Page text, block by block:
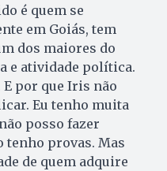
é quem se
em Goiás, tem
dos maiores do
e atividade política.
por que Iris não
Eu tenho muita
posso fazer
tenho provas. Mas
de quem adquire